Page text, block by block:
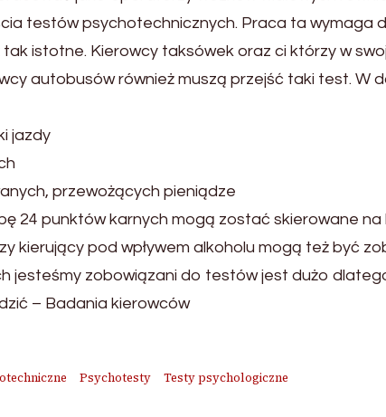
testów psychotechnicznych. Praca ta wymaga
istotne. Kierowcy taksówek oraz ci którzy w
autobusów również muszą przejść taki test. W
jazdy
przewożących pieniądze
24 punktów karnych mogą zostać skierowane na
kierujący pod wpływem alkoholu mogą też być
jesteśmy zobowiązani do testów jest dużo
– Badania kierowców
Psychotesty Testy psychologiczne